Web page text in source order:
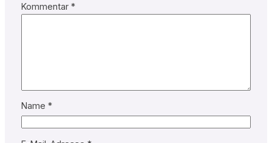
Kommentar *
Name *